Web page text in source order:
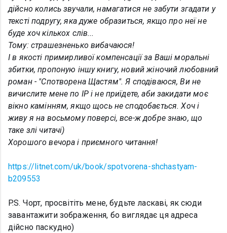
дійсно колись звучали, намагатися не забути згадати у
тексті подругу, яка дуже образиться, якщо про неї не
буде хоч кількох слів...
Тому: страшезненько вибачаюся!
І в якості примирливої компенсації за Ваші моральні
збитки, пропоную іншу книгу, новий жіночий любовний
роман - "Спотворена Щастям". Я сподіваюся, Ви не
вичислите мене по IP і не приїдете, аби закидати моє
вікно камінням, якщо щось не сподобається. Хоч і
живу я на восьмому поверсі, все-ж добре знаю, що
таке злі читачі)
Хорошого вечора і приємного читання!
https://litnet.com/uk/book/spotvorena-shchastyam-
b209553
P.S. Чорт, просвітіть мене, будьте ласкаві, як сюди
завантажити зображення, бо виглядає ця адреса
дійсно паскудно)